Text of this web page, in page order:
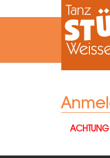
Zum Hauptinhalt springen